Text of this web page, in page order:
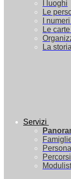
I luoghi
Le
I
Le
La storia
Servizi